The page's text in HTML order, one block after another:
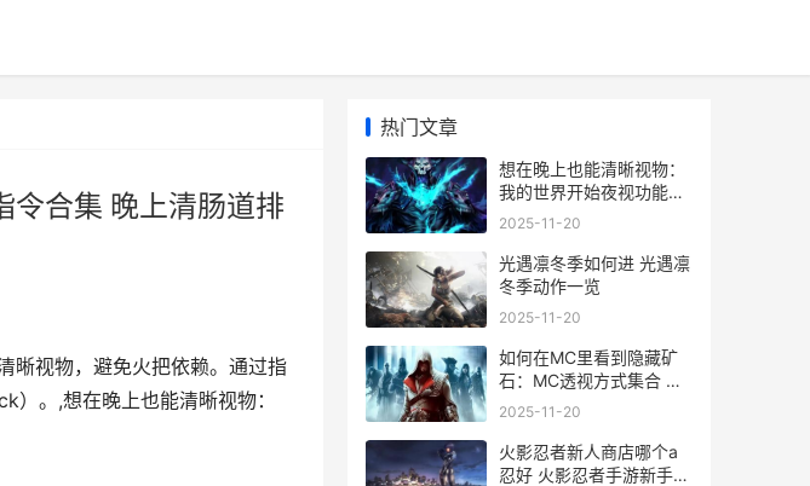
令合集 晚上清肠道排
晰视物，避免火把依赖。通过指
。,想在晚上也能清晰视物：
热门文章
想在晚上也能清晰视物：
我的世界开始夜视功能必
要指令合集 晚上清肠道排
2025-11-20
光遇凛冬季如何进 光遇凛
冬季动作一览
2025-11-20
如何在MC里看到隐藏矿
石：MC透视方式集合 我
的世界怎么看见自己
2025-11-20
火影忍者新人商店哪个a
忍好 火影忍者手游新手商